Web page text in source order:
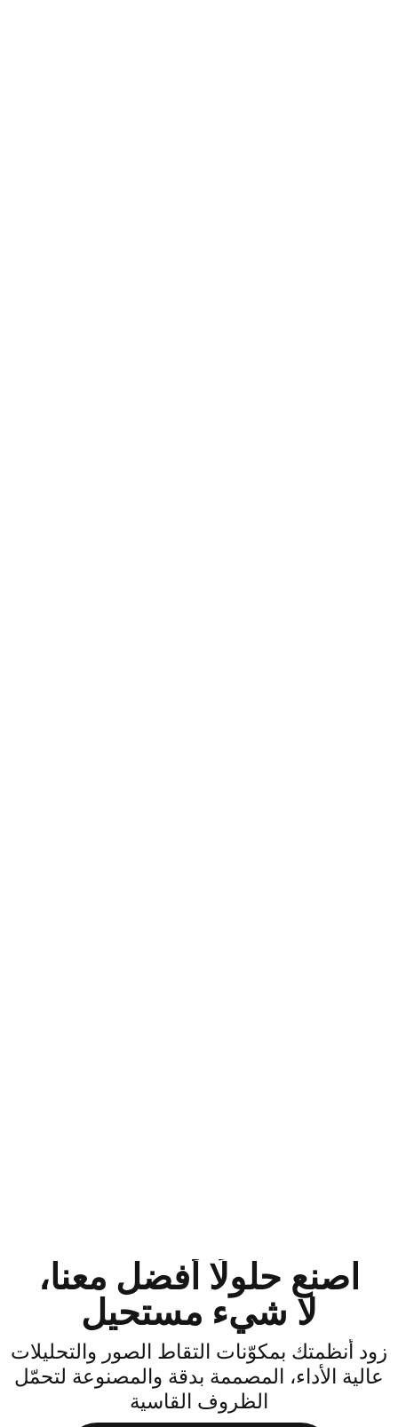
اصنع حلولًا أفضل معنا،
لا شيء مستحيل
أنظمتك بمكوّنات التقاط الصور والتحليلات
الأداء، المصممة بدقة والمصنوعة لتحمّل
الظروف القاسية